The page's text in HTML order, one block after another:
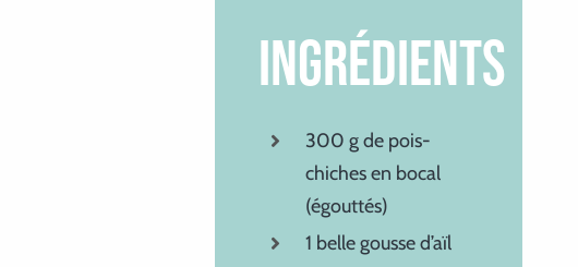
ingrédients
300 g de pois-
chiches en bocal
(égouttés)
1 belle gousse d’aïl